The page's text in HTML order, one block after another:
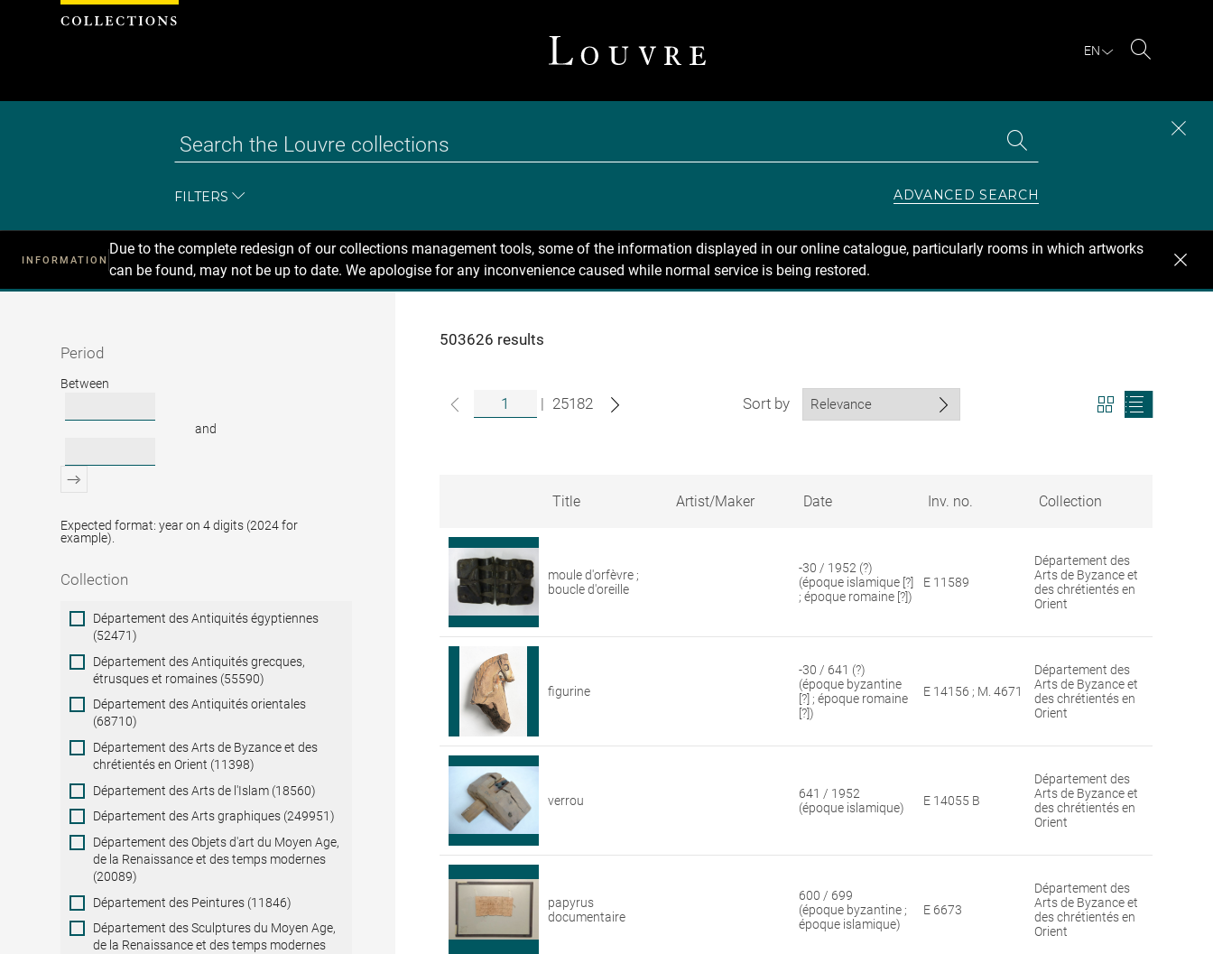
EN
FILTERS ADVANCED SEARCH
INFORMATION
Due to the complete redesign of our collections management tools, some of the information displayed in our online catalogue, particularly rooms in which artworks
can be found, may not be up to date. We apologise for any inconvenience caused while normal service is being restored.
Recherche
Period
Period
Between
and
Expected format: year on 4 digits (2024 for
example).
Collection
Collection
Département des Antiquités égyptiennes
(52471)
Département des Antiquités grecques,
étrusques et romaines (55590)
Département des Antiquités orientales
(68710)
Département des Arts de Byzance et des
chrétientés en Orient (11398)
Département des Arts de l'Islam (18560)
Département des Arts graphiques (249951)
Département des Objets d'art du Moyen Age,
de la Renaissance et des temps modernes
(20089)
Département des Peintures (11846)
Département des Sculptures du Moyen Age,
de la Renaissance et des temps modernes
503626 results
| 25182 Sort by
View
search
View
Search
results
for
artworks
Louvre
collections
Title Artist/Maker Date Inv. no. Collection
moule d'orfèvre ;
boucle d'oreille
-30 / 1952 (?)
(époque islamique [?]
; époque romaine [?])
E 11589
Département des
Arts de Byzance et
des chrétientés en
Orient
figurine
-30 / 641 (?)
(époque byzantine
[?] ; époque romaine
[?])
E 14156 ; M. 4671
Département des
Arts de Byzance et
des chrétientés en
Orient
verrou
641 / 1952
(époque islamique)
E 14055 B
Département des
Arts de Byzance et
des chrétientés en
Orient
papyrus
documentaire
600 / 699
(époque byzantine ;
époque islamique)
E 6673
Département des
Arts de Byzance et
des chrétientés en
Orient
Cookies management panel